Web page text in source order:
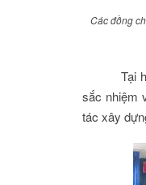
Các đồng
Tại
sắc nhiệm
tác xây